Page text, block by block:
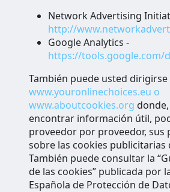
Network Advertising
http://
Google Analytics -
https://tools.google.com/
También puede usted
www.youronlinechoices.eu o
www.aboutcookies.org
encontrar información útil,
proveedor por proveedor, sus
sobre las cookies publicitarias
También puede consultar la
de las cookies” publicada por
Española de Protección de